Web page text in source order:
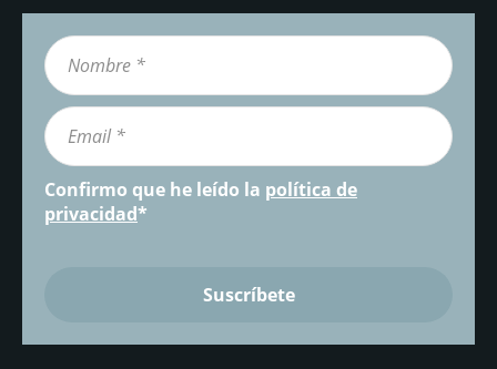
Confirmo que he leído la política de
privacidad*